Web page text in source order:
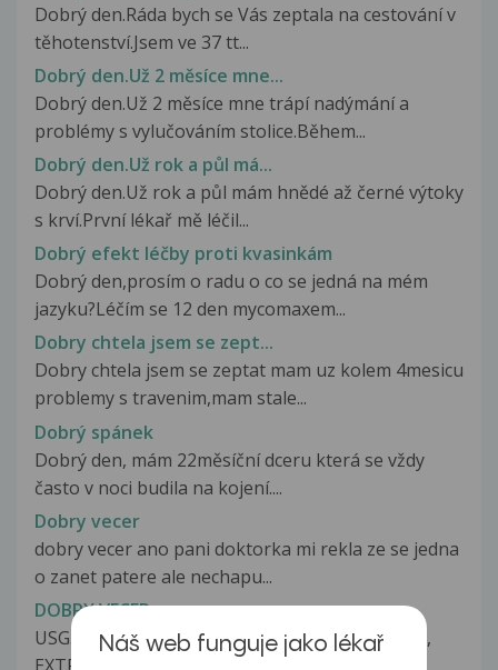
Dobrý den.Ráda bych se Vás zeptala na cestování v
těhotenství.Jsem ve 37 tt...
Dobrý den.Už 2 měsíce mne...
Dobrý den.Už 2 měsíce mne trápí nadýmání a
problémy s vylučováním stolice.Během...
Dobrý den.Už rok a půl má...
Dobrý den.Už rok a půl mám hnědé až černé výtoky
s krví.První lékař mě léčil...
Dobrý efekt léčby proti kvasinkám
Dobrý den,prosím o radu o co se jedná na mém
jazyku?Léčím se 12 den mycomaxem...
Dobry chtela jsem se zept...
Dobry chtela jsem se zeptat mam uz kolem 4mesicu
problemy s travenim,mam stale...
Dobrý spánek
Dobrý den, mám 22měsíční dceru která se vždy
často v noci budila na kojení....
Dobry vecer
dobry vecer ano pani doktorka mi rekla ze se jedna
o zanet patere ale nechapu...
DOBRY VECER
USG.BRICHA JATRA, NITROJATERNI STUKTURY,
Náš web funguje jako lékař